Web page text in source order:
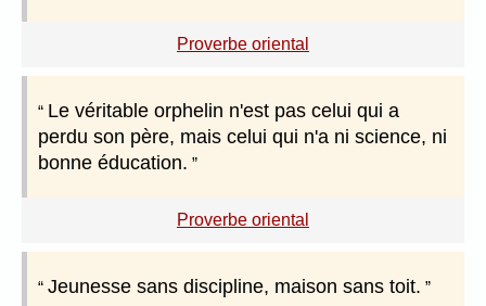
Proverbe oriental
Le véritable orphelin n'est pas celui qui a
perdu son père, mais celui qui n'a ni science, ni
bonne éducation.
Proverbe oriental
Jeunesse sans discipline, maison sans toit.